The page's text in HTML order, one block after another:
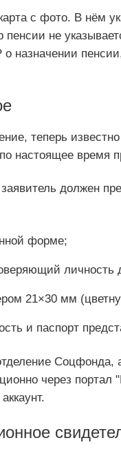
с фото. В нём
пенсии не
назначении
теперь
настоящее время
должен
форме;
личность
21×30 мм
и паспорт
Соцфонда,
через портал